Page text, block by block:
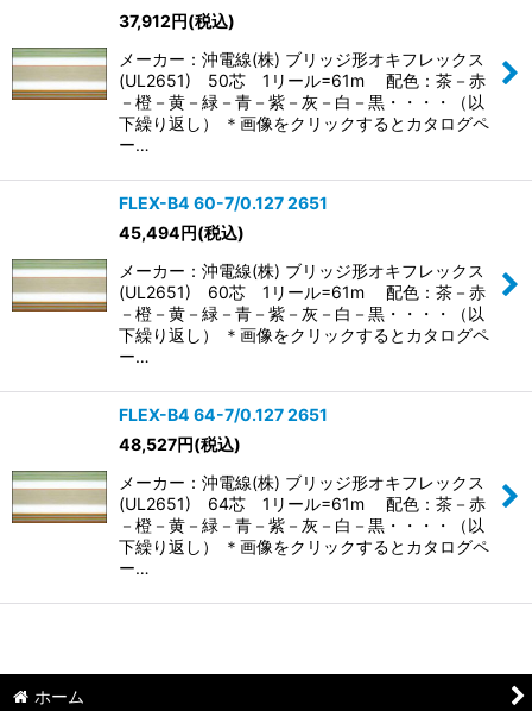
37,912円(税込)
メーカー：沖電線(株) ブリッジ形オキフレックス
(UL2651) 50芯 1リール=61m 配色：茶－赤
－橙－黄－緑－青－紫－灰－白－黒・・・・（以
下繰り返し） ＊画像をクリックするとカタログペ
ー…
FLEX-B4 60-7/0.127 2651
45,494円(税込)
メーカー：沖電線(株) ブリッジ形オキフレックス
(UL2651) 60芯 1リール=61m 配色：茶－赤
－橙－黄－緑－青－紫－灰－白－黒・・・・（以
下繰り返し） ＊画像をクリックするとカタログペ
ー…
FLEX-B4 64-7/0.127 2651
48,527円(税込)
メーカー：沖電線(株) ブリッジ形オキフレックス
(UL2651) 64芯 1リール=61m 配色：茶－赤
－橙－黄－緑－青－紫－灰－白－黒・・・・（以
下繰り返し） ＊画像をクリックするとカタログペ
ー…
ホーム